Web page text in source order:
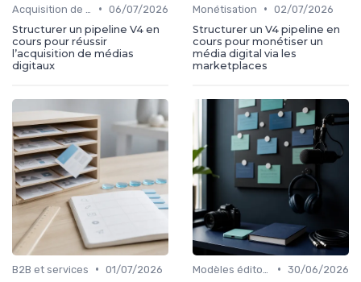
• 06/07/2026
Structurer un pipeline V4 en
cours pour réussir
l’acquisition de médias
digitaux
Monétisation • 02/07/2026
Structurer un V4 pipeline en
cours pour monétiser un
média digital via les
marketplaces
B2B et services • 01/07/2026
• 30/06/2026